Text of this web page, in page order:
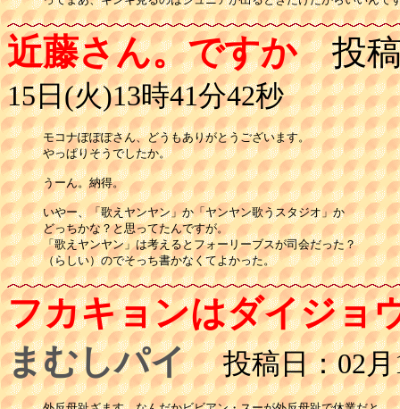
近藤さん。ですか投稿
15日(火)13時41分42秒
モコナぽぽぽさん、どうもありがとうございます。
やっぱりそうでしたか。
うーん。納得。
いやー、「歌えヤンヤン」か「ヤンヤン歌うスタジオ」か
どっちかな？と思ってたんですが。
「歌えヤンヤン」は考えるとフォーリーブスが司会だった？
フカキョンはダイジョ
まむしパイ 投稿日：02月